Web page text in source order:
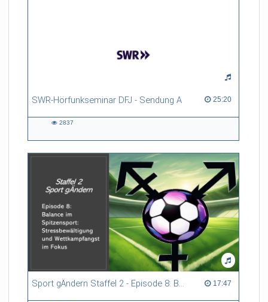
SWR-Hörfunkseminar DFJ - Sendung A 25:20
25:20 duration
2837
Sport gÄndern Staffel 2 - Episode 8: Balance im Spitzensport: Stressbewältigung und Wettkampfangst im Fokus 17:47
17:47 duration